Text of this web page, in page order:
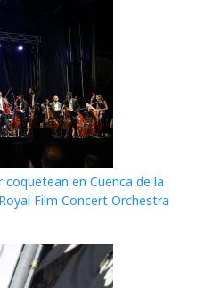
en Cuenca de la
Film Concert Orchestra